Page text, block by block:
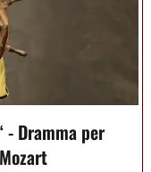
- Dramma per